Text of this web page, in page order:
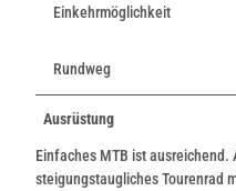
Einkehrmöglichkeit
Rundweg
Ausrüstung
Einfaches MTB ist ausreichend.
steigungstaugliches Tourenrad